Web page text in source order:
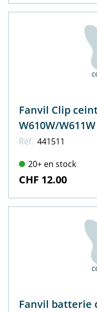
Fanvil Clip
W610W/W611W
Réf. 441511
20+ en stock
CHF 12.00
Fanvil batterie de